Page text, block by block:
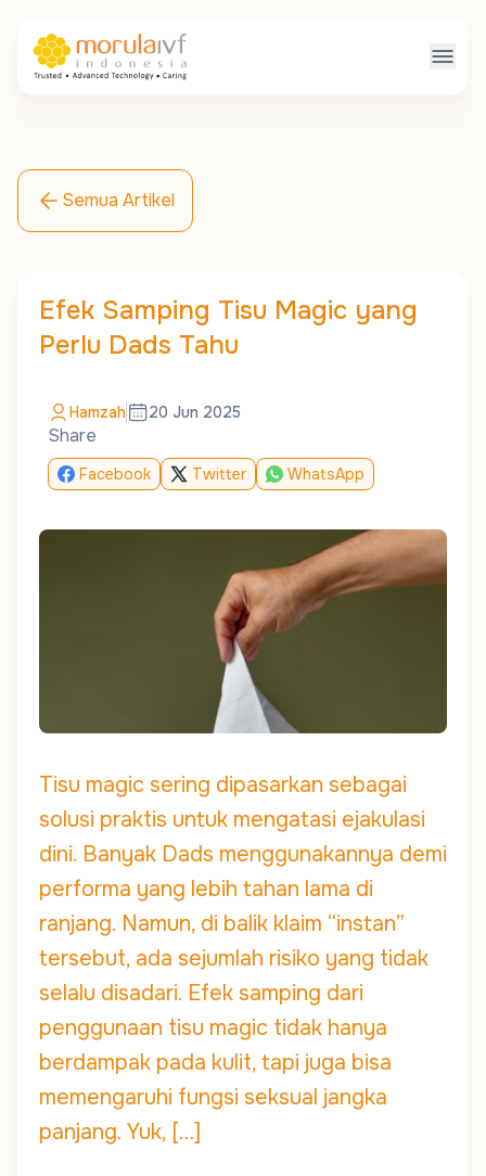
Semua Artikel
Efek Samping Tisu Magic yang
Perlu Dads Tahu
Hamzah 20 Jun 2025
Share
Facebook Twitter WhatsApp
Tisu magic sering dipasarkan sebagai
solusi praktis untuk mengatasi ejakulasi
dini. Banyak Dads menggunakannya demi
performa yang lebih tahan lama di
ranjang. Namun, di balik klaim “instan”
tersebut, ada sejumlah risiko yang tidak
selalu disadari. Efek samping dari
penggunaan tisu magic tidak hanya
berdampak pada kulit, tapi juga bisa
memengaruhi fungsi seksual jangka
panjang. Yuk, […]